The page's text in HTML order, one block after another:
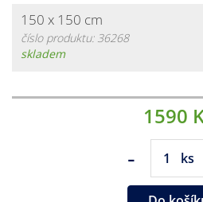
150 x 150 cm
číslo produktu: 36268
skladem
1590
- ks